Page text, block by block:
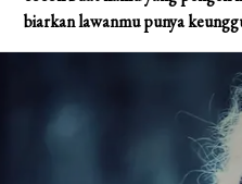
biarkan lawanmu punya